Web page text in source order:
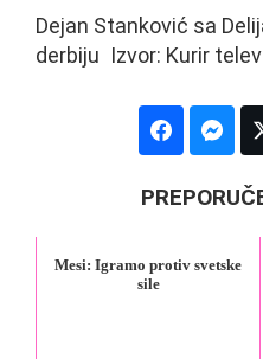
Dejan Stanković sa
derbiju Izvor: Kurir
Mesi: Igramo protiv svetske
sile